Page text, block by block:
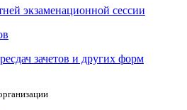
экзаменационной сессии
зачетов и других форм